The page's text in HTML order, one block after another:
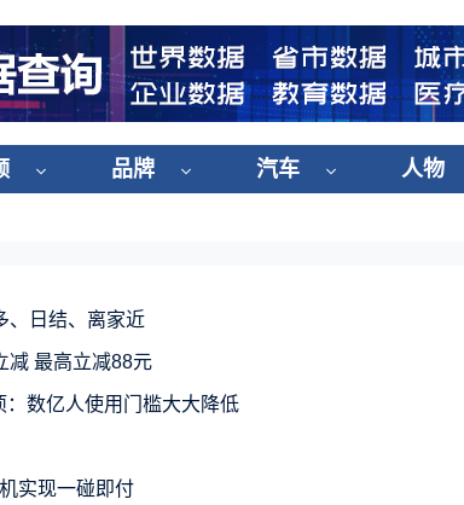
品牌 汽车 人物
、日结、离家近
减 最高立减88元
数亿人使用门槛大大降低
实现一碰即付